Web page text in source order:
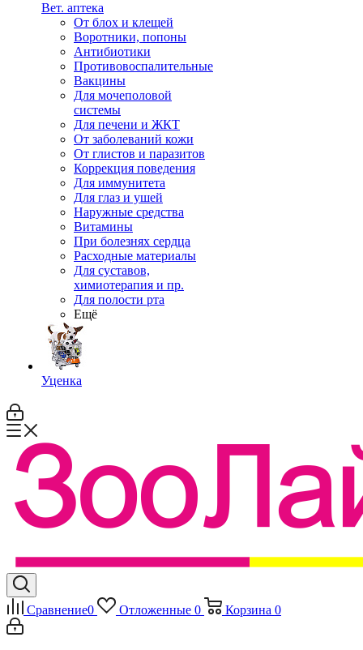
Вет. аптека
От блох и клещей
Воротники, попоны
Антибиотики
Противовоспалительные
Вакцины
Для мочеполовой
системы
Для печени и ЖКТ
От заболеваний кожи
От глистов и паразитов
Коррекция поведения
Для иммунитета
Для глаз и ушей
Наружные средства
Витамины
При болезнях сердца
Расходные материалы
Для суставов,
химиотерапия и пр.
Для полости рта
Ещё
Уценка
Сравнение0 Отложенные 0 Корзина 0